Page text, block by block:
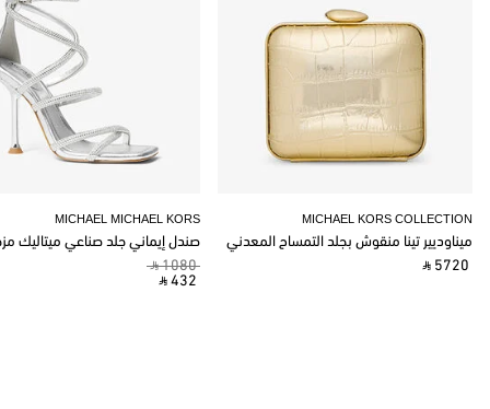
MICHAEL MICHAEL KORS
صندل إيماني جلد صناعي ميتاليك
‎ ⃁ 1080 ‎
‎ ⃁ 432 ‎
MICHAEL KORS COLLECTION
ميناوديير تينا منقوش بجلد التمساح المعدني
‎ ⃁ 5720 ‎